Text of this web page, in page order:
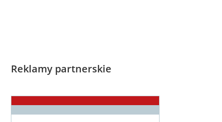
Reklamy partnerskie